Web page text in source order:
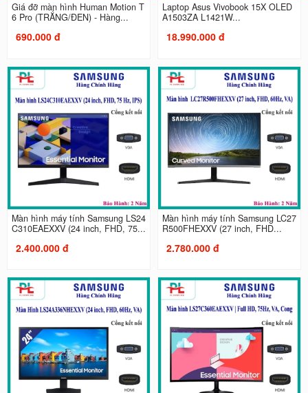
Giá đỡ màn hình Human Motion T
6 Pro (TRẮNG/ĐEN) - Hàng...
690.000 đ
Laptop Asus Vivobook 15X OLED
A1503ZA L1421W...
18.990.000 đ
Màn hình máy tính Samsung LS24
C310EAEXXV (24 inch, FHD, 75...
2.400.000 đ
Màn hình máy tính Samsung LC27
R500FHEXXV (27 inch, FHD...
2.780.000 đ